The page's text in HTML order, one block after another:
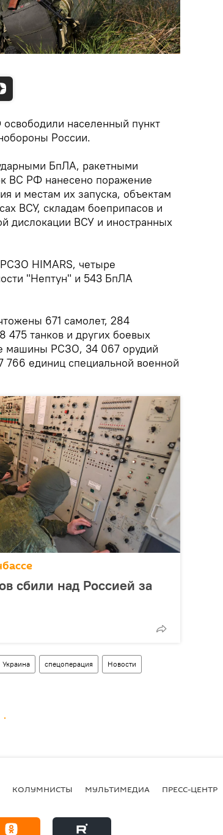
населенный пункт
России.
БпЛА, ракетными
ВС РФ нанесено поражение
и местам их запуска, объектам
ВСУ, складам боеприпасов и
дислокации ВСУ и иностранных
HIMARS, четыре
"Нептун" и 543 БпЛА
671 самолет, 284
475 танков и других боевых
машины РСЗО, 34 067 орудий
766 единиц специальной военной
сбили над Россией за
Украина спецоперация Новости
КОЛУМНИСТЫ МУЛЬТИМЕДИА ПРЕСС-ЦЕНТР